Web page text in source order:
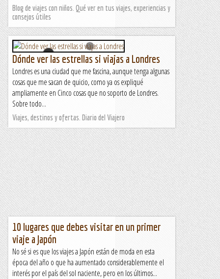
Blog de viajes con niños. Qué ver en tus viajes, experiencias y
consejos útiles
Dónde ver las estrellas si viajas a Londres
Londres es una ciudad que me fascina, aunque tenga algunas
cosas que me sacan de quicio, como ya os expliqué
ampliamente en Cinco cosas que no soporto de Londres.
Sobre todo...
Viajes, destinos y ofertas. Diario del Viajero
10 lugares que debes visitar en un primer
viaje a Japón
No sé si es que los viajes a Japón están de moda en esta
época del año o que ha aumentado considerablemente el
interés por el país del sol naciente, pero en los últimos...